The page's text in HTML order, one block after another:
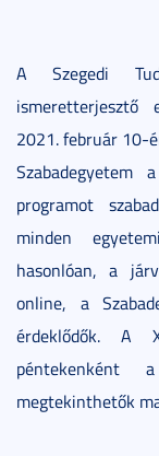
A Szegedi
ismeretterjesztő
2021. február 10-
programot
minden
hasonlóan, a
online, a
érdeklődők. A
péntekenként
megtekinthetők